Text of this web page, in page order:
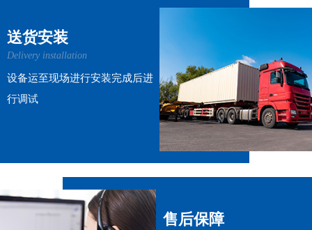
送货安装
Delivery installation
设备运至现场进行安装完成后进
行调试
售后保障